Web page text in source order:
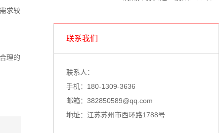
求较
理的
联系我们
联系人：
手机：180-1309-3636
邮箱：382850589@qq.com
地址：江苏苏州市西环路1788号